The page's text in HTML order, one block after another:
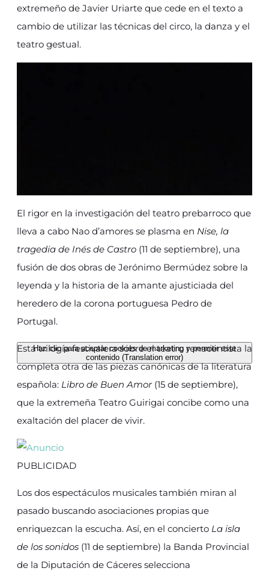
extremeño de Javier Uriarte que cede en el texto a
cambio de utilizar las técnicas del circo, la danza y el
teatro gestual.
Haz clic para aceptar cookies de marketing y permitir este
contenido (Translation error)
El rigor en la investigación del teatro prebarroco que
lleva a cabo Nao d’amores se plasma en Nise, la
tragedia de Inés de Castro (11 de septiembre), una
fusión de dos obras de Jerónimo Bermúdez sobre la
leyenda y la historia de la amante ajusticiada del
heredero de la corona portuguesa Pedro de
Portugal.
Esta trilogía festivalera sobre el teatro renacentista la
completa otra de las piezas canónicas de la literatura
española: Libro de Buen Amor(15 de septiembre),
que la extremeña Teatro Guirigai concibe como una
exaltación del placer de vivir.
PUBLICIDAD
Los dos espectáculos musicales también miran al
pasado buscando asociaciones propias que
enriquezcan la escucha. Así, en el concierto La isla
de los sonidos (11 de septiembre) la Banda Provincial
de la Diputación de Cáceres selecciona